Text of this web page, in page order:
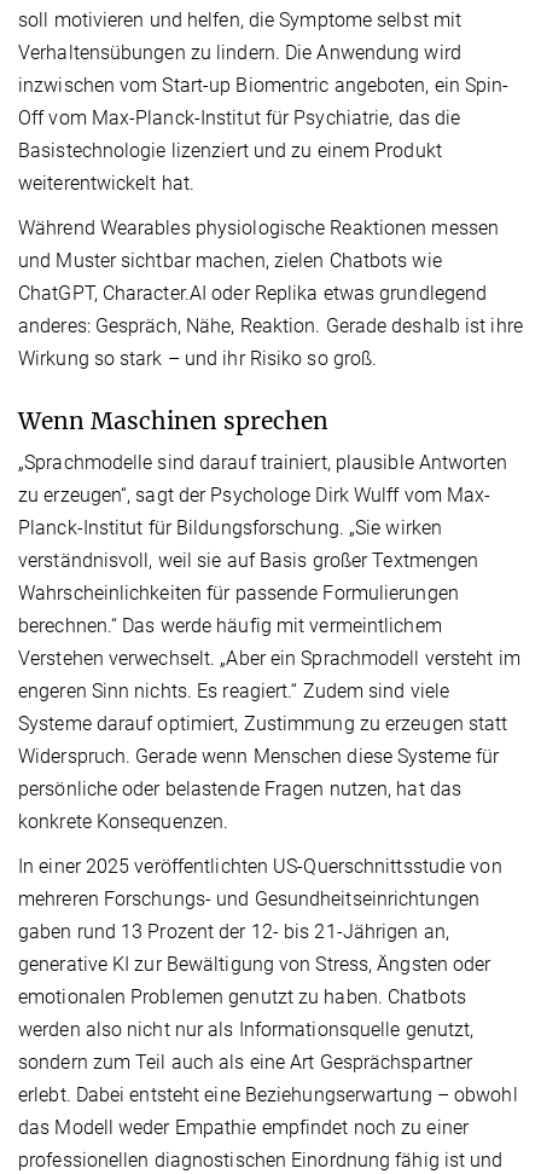
soll motivieren und helfen, die Symptome selbst mit
Verhaltensübungen zu lindern. Die Anwendung wird
inzwischen vom Start-up Biomentric angeboten, ein Spin-
Off vom Max-Planck-Institut für Psychiatrie, das die
Basistechnologie lizenziert und zu einem Produkt
weiterentwickelt hat.
Während Wearables physiologische Reaktionen messen
und Muster sichtbar machen, zielen Chatbots wie
ChatGPT, Character.AI oder Replika etwas grundlegend
anderes: Gespräch, Nähe, Reaktion. Gerade deshalb ist ihre
Wirkung so stark – und ihr Risiko so groß.
Wenn Maschinen sprechen
„Sprachmodelle sind darauf trainiert, plausible Antworten
zu erzeugen“, sagt der Psychologe Dirk Wulff vom Max-
Planck-Institut für Bildungsforschung. „Sie wirken
verständnisvoll, weil sie auf Basis großer Textmengen
Wahrscheinlichkeiten für passende Formu­lierungen
berechnen.“ Das werde häufig mit vermeintlichem
Verstehen verwechselt. „Aber ein Sprachmodell versteht im
engeren Sinn nichts. Es reagiert.“ Zudem sind viele
Systeme darauf optimiert, Zustimmung zu erzeugen statt
Widerspruch. Gerade wenn Menschen diese Systeme für
persönliche oder belastende Fragen nutzen, hat das
konkrete Konsequenzen.
In einer 2025 veröffentlichten US-Querschnittsstudie von
mehreren Forschungs- und Gesundheitseinrichtungen
gaben rund 13 Prozent der 12- bis 21-Jährigen an,
generative KI zur Bewältigung von Stress, Ängsten oder
emotionalen Problemen genutzt zu haben. Chatbots
werden also nicht nur als Informationsquelle genutzt,
sondern zum Teil auch als eine Art Gesprächspartner
erlebt. Dabei entsteht eine Beziehungs­erwartung – obwohl
das Modell weder Empathie empfindet noch zu einer
professionellen diagnostischen Einordnung fähig ist und